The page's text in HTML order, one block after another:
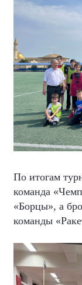
По итогам
команда
«Борцы», а
команды